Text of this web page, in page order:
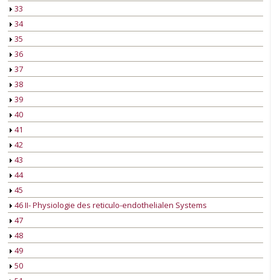
33
34
35
36
37
38
39
40
41
42
43
44
45
46 II- Physiologie des reticulo-endothelialen Systems
47
48
49
50